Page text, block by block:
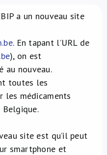
a un nouveau site
. En tapant l’URL de
), on est
au nouveau.
toutes les
les médicaments
site est qu’il peut
smartphone et